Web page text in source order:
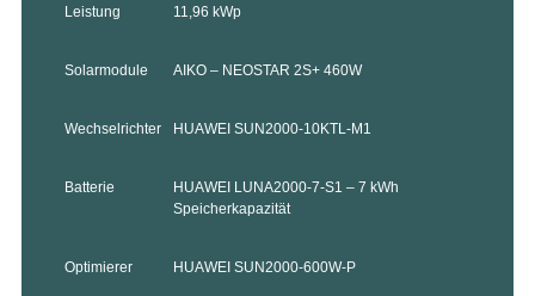
Leistung 11,96 kWp
Solarmodule AIKO – NEOSTAR 2S+ 460W
Wechselrichter HUAWEI SUN2000-10KTL-M1
Batterie
HUAWEI LUNA2000-7-S1 – 7 kWh
Speicherkapazität
Optimierer HUAWEI SUN2000-600W-P